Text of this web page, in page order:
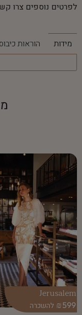
לפרטים נוספים צרו
מידות הוראות
599
₪
Jerusalem